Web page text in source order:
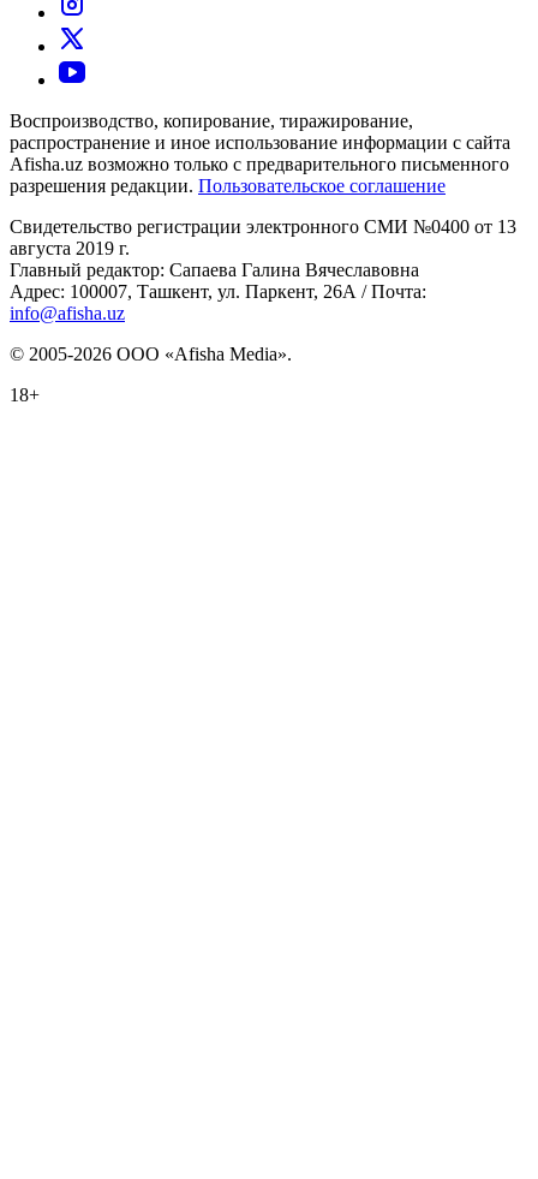
Воспроизводство, копирование, тиражирование,
распространение и иное использование информации с сайта
Afisha.uz возможно только с предварительного письменного
разрешения редакции. Пользовательское соглашение
Свидетельство регистрации электронного СМИ №0400 от 13
августа 2019 г.
Главный редактор: Сапаева Галина Вячеславовна
Адрес: 100007, Ташкент, ул. Паркент, 26А / Почта:
info@afisha.uz
© 2005-2026 ООО «Afisha Media».
18+